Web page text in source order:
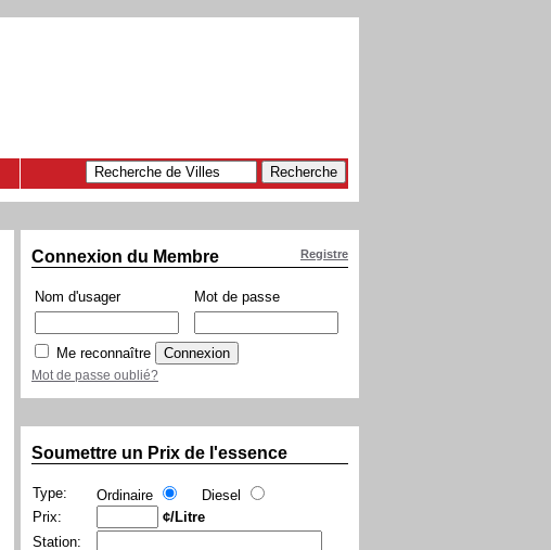
Registre
Connexion du Membre
Nom d'usager Mot de passe
Me reconnaître
Mot de passe oublié?
Soumettre un Prix de l'essence
Type: Ordinaire
Diesel
Prix:
¢/Litre
Station: